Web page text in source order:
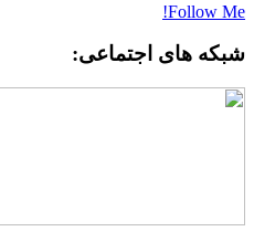
Follow Me!
شبکه های اجتماعی: